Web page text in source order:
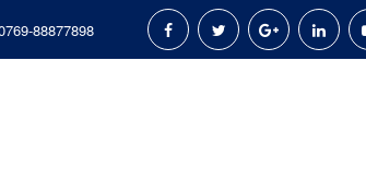
88877898